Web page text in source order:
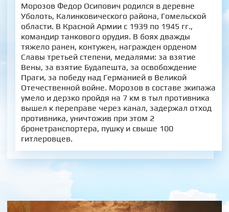
Морозов Федор Осипович родился в деревне
Уболоть, Калинковического района, Гомельской
области. В Красной Армии с 1939 по 1945 гг.,
командир танкового орудия. В боях дважды
тяжело ранен, контужен, награжден орденом
Славы третьей степени, медалями: за взятие
Вены, за взятие Будапешта, за освобождение
Праги, за победу над Германией в Великой
Отечественной войне. Морозов в составе экипажа
умело и дерзко пройдя на 7 км в тыл противника
вышел к переправе через канал, задержал отход
противника, уничтожив при этом 2
бронетранспортера, пушку и свыше 100
гитлеровцев.